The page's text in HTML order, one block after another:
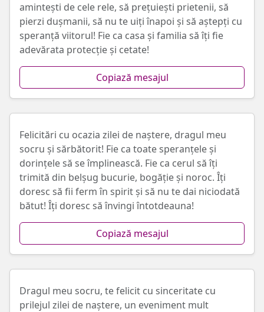
amintești de cele rele, să prețuiești prietenii, să
pierzi dușmanii, să nu te uiți înapoi și să aștepți cu
speranță viitorul! Fie ca casa și familia să îți fie
adevărata protecție și cetate!
Copiază mesajul
Felicitări cu ocazia zilei de naștere, dragul meu
socru și sărbătorit! Fie ca toate speranțele și
dorințele să se împlinească. Fie ca cerul să îți
trimită din belșug bucurie, bogăție și noroc. Îți
doresc să fii ferm în spirit și să nu te dai niciodată
bătut! Îți doresc să învingi întotdeauna!
Copiază mesajul
Dragul meu socru, te felicit cu sinceritate cu
prilejul zilei de naștere, un eveniment mult